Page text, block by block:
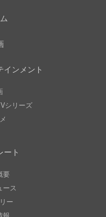
インメント
シリーズ
ート
要
ース
ー
報